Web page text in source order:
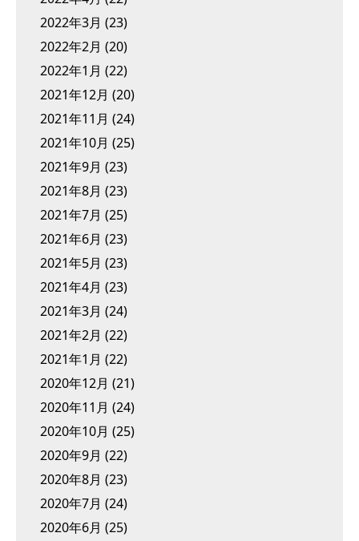
2022年3月 (23)
2022年2月 (20)
2022年1月 (22)
2021年12月 (20)
2021年11月 (24)
2021年10月 (25)
2021年9月 (23)
2021年8月 (23)
2021年7月 (25)
2021年6月 (23)
2021年5月 (23)
2021年4月 (23)
2021年3月 (24)
2021年2月 (22)
2021年1月 (22)
2020年12月 (21)
2020年11月 (24)
2020年10月 (25)
2020年9月 (22)
2020年8月 (23)
2020年7月 (24)
2020年6月 (25)